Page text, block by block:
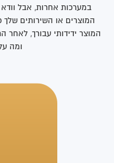
במערכות אחרות, אבל
המוצרים או השירותים שלך
המוצר ידידותי עבורך, לאחר
ומה